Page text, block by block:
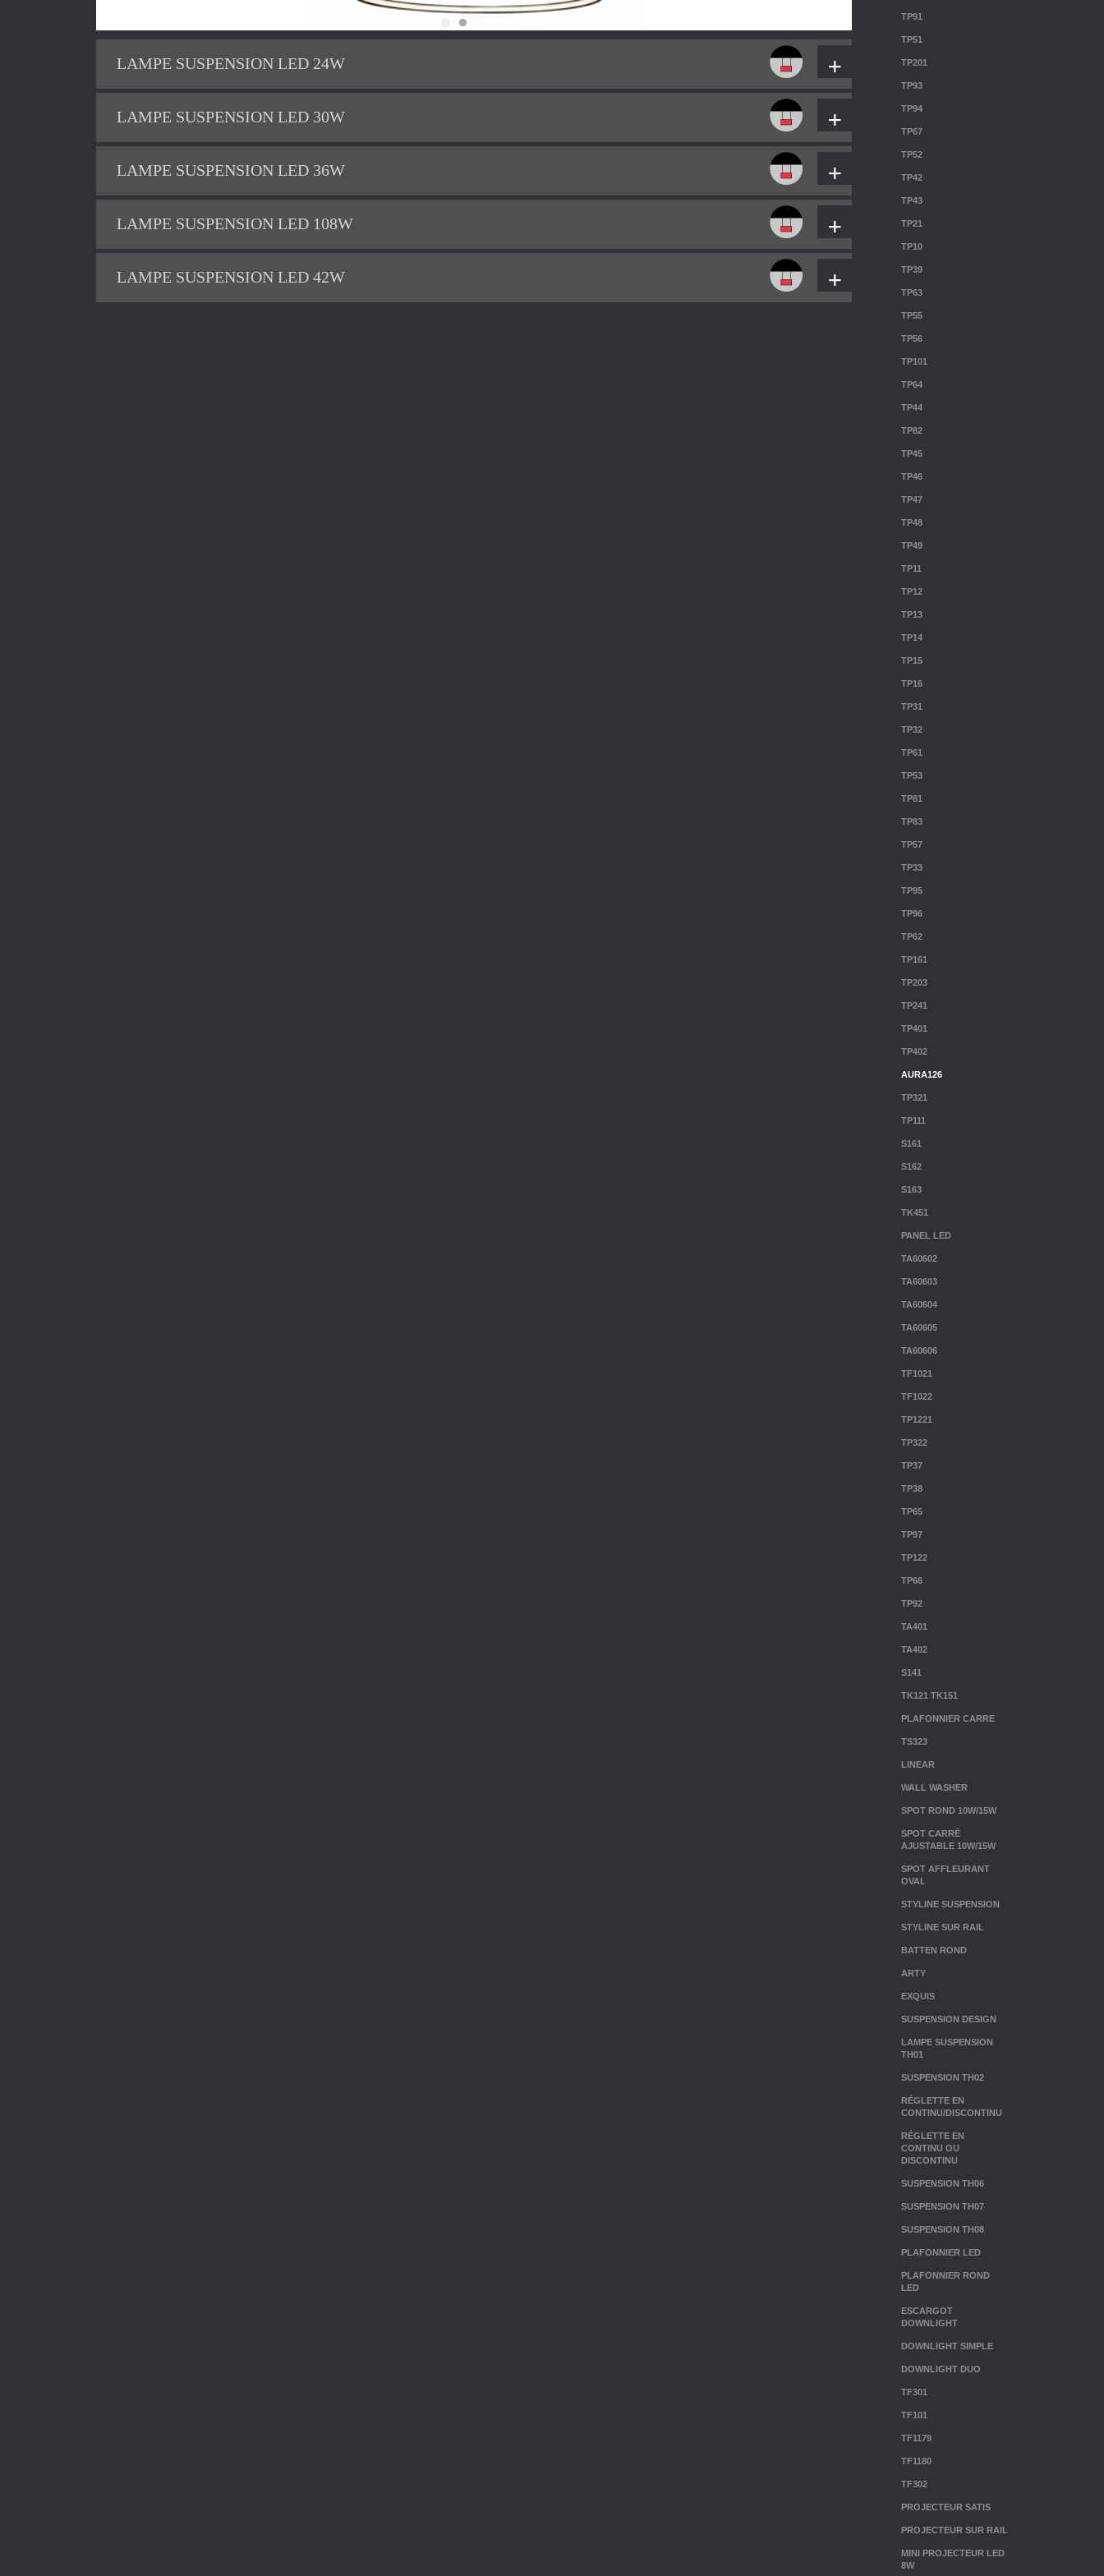
LAMPE SUSPENSION LED 24W +
LAMPE SUSPENSION LED 30W +
LAMPE SUSPENSION LED 36W +
LAMPE SUSPENSION LED 108W +
LAMPE SUSPENSION LED 42W +
TP91
TP51
TP201
TP93
TP94
TP67
TP52
TP42
TP43
TP21
TP10
TP39
TP63
TP55
TP56
TP101
TP64
TP44
TP82
TP45
TP46
TP47
TP48
TP49
TP11
TP12
TP13
TP14
TP15
TP16
TP31
TP32
TP61
TP53
TP81
TP83
TP57
TP33
TP95
TP96
TP62
TP161
TP203
TP241
TP401
TP402
AURA126
TP321
TP111
S161
S162
S163
TK451
PANEL LED
TA60602
TA60603
TA60604
TA60605
TA60606
TF1021
TF1022
TP1221
TP322
TP37
TP38
TP65
TP97
TP122
TP66
TP92
TA401
TA402
S141
TK121 TK151
PLAFONNIER CARRE
TS323
LINEAR
WALL WASHER
SPOT ROND 10W/15W
SPOT CARRÉ
AJUSTABLE 10W/15W
SPOT AFFLEURANT
OVAL
STYLINE SUSPENSION
STYLINE SUR RAIL
BATTEN ROND
ARTY
EXQUIS
SUSPENSION DESIGN
LAMPE SUSPENSION
TH01
SUSPENSION TH02
RÉGLETTE EN
CONTINU/DISCONTINU
RÉGLETTE EN
CONTINU OU
DISCONTINU
SUSPENSION TH06
SUSPENSION TH07
SUSPENSION TH08
PLAFONNIER LED
PLAFONNIER ROND
LED
ESCARGOT
DOWNLIGHT
DOWNLIGHT SIMPLE
DOWNLIGHT DUO
TF301
TF101
TF1179
TF1180
TF302
PROJECTEUR SATIS
PROJECTEUR SUR RAIL
MINI PROJECTEUR LED
8W